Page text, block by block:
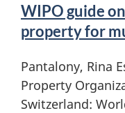
WIPO guide
property for
Pantalony, Rina
Property
Switzerland: